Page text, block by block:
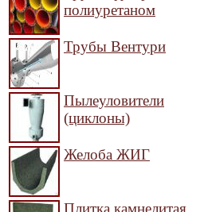
полиуретаном
Трубы Вентури
Пылеуловители
(циклоны)
Желоба ЖИГ